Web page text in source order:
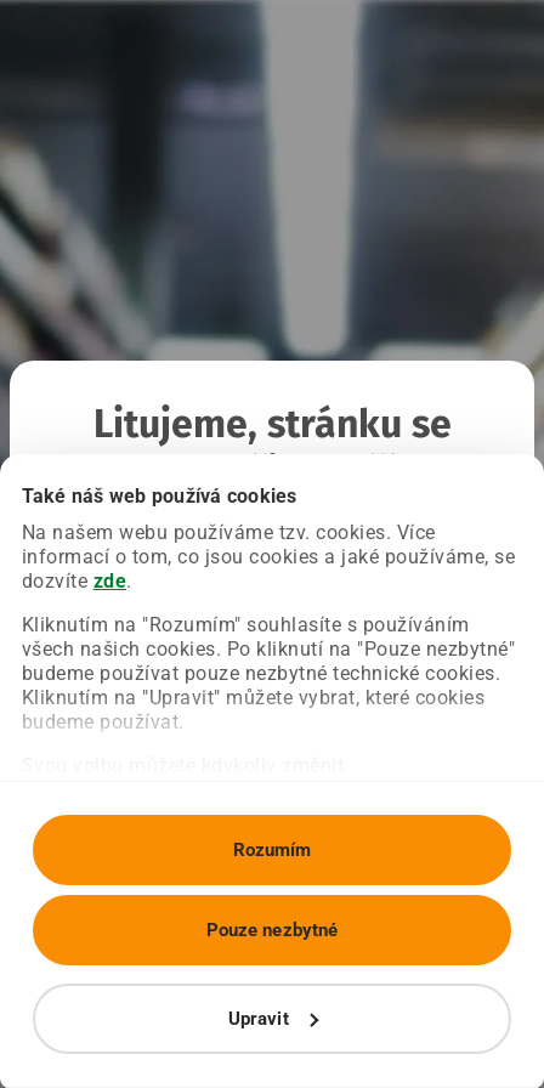
Také náš web používá cookies
Na našem webu používáme tzv. cookies. Více
informací o tom, co jsou cookies a jaké používáme, se
dozvíte zde.
Kliknutím na "Rozumím" souhlasíte s používáním
všech našich cookies. Po kliknutí na "Pouze nezbytné"
budeme používat pouze nezbytné technické cookies.
Kliknutím na "Upravit" můžete vybrat, které cookies
budeme používat.
Rozumím
Upravit
Pouze nezbytné
Litujeme, stránku se
Chyba nastala na naší straně a už ji opravujeme.
Zkuste prosím znovu načíst požadovanou stránku.
Obnovit stránku Úvodní strana